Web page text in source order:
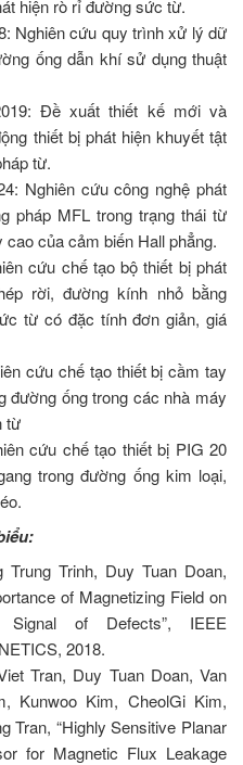
hiện rò rỉ đường sức từ.
Nghiên cứu quy trình xử lý dữ
ống dẫn khí sử dụng thuật
Đề xuất thiết kế mới và
thiết bị phát hiện khuyết tật
từ.
Nghiên cứu công nghệ phát
pháp MFL trong trạng thái từ
của cảm biến Hall phẳng.
cứu chế tạo bộ thiết bị phát
rời, đường kính nhỏ bằng
từ có đặc tính đơn giản, giá
cứu chế tạo thiết bị cầm tay
đường ống trong các nhà máy
từ
cứu chế tạo thiết bị PIG 20
trong đường ống kim loại,
Trinh, Duy Tuan Doan,
of Magnetizing Field on
Signal of Defects”, IEEE
2018.
Tran, Duy Tuan Doan, Van
Kunwoo Kim, CheolGi Kim,
Tran, “Highly Sensitive Planar
for Magnetic Flux Leakage